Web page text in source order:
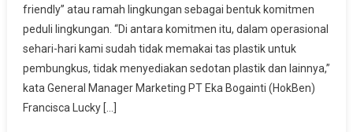
Makanan
Jepang
Usung
Konsep
Eco
friendly” atau ramah lingkungan sebagai bentuk komitmen
peduli lingkungan. “Di antara komitmen itu, dalam operasional
sehari-hari kami sudah tidak memakai tas plastik untuk
pembungkus, tidak menyediakan sedotan plastik dan lainnya,”
kata General Manager Marketing PT Eka Bogainti (HokBen)
Francisca Lucky […]